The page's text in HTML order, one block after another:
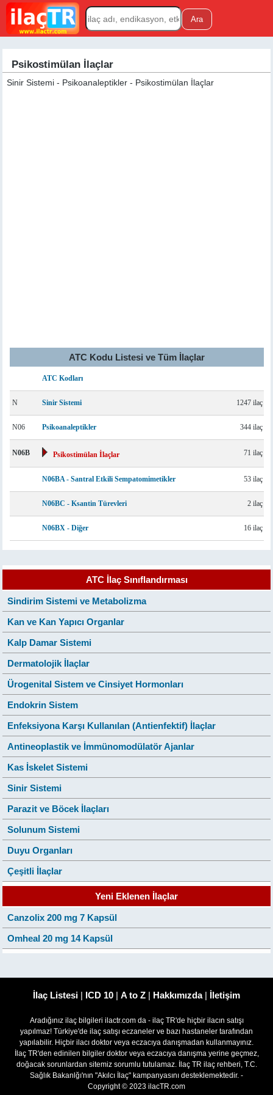
Psikostimülan İlaçlar
Sinir Sistemi - Psikoanaleptikler - Psikostimülan İlaçlar
ATC Kodu Listesi ve Tüm İlaçlar
ATC Kodları
N Sinir Sistemi 1247 ilaç
N06 Psikoanaleptikler 344 ilaç
N06B Psikostimülan İlaçlar 71 ilaç
N06BA - Santral Etkili Sempatomimetikler 53 ilaç
N06BC - Ksantin Türevleri 2 ilaç
N06BX - Diğer 16 ilaç
ATC İlaç Sınıflandırması
Sindirim Sistemi ve Metabolizma
Kan ve Kan Yapıcı Organlar
Kalp Damar Sistemi
Dermatolojik İlaçlar
Ürogenital Sistem ve Cinsiyet Hormonları
Endokrin Sistem
Enfeksiyona Karşı Kullanılan (Antienfektif) İlaçlar
Antineoplastik ve İmmünomodülatör Ajanlar
Kas İskelet Sistemi
Sinir Sistemi
Parazit ve Böcek İlaçları
Solunum Sistemi
Duyu Organları
Çeşitli İlaçlar
Yeni Eklenen İlaçlar
Canzolix 200 mg 7 Kapsül
Omheal 20 mg 14 Kapsül
İlaç Listesi | ICD 10 | A to Z | Hakkımızda| İletişim
Aradığınız ilaç bilgileri ilactr.com da - ilaç TR'de hiçbir ilacın satışı
yapılmaz! Türkiye'de ilaç satışı eczaneler ve bazı hastaneler tarafından
yapılabilir. Hiçbir ilacı doktor veya eczacıya danışmadan kullanmayınız.
İlaç TR'den edinilen bilgiler doktor veya eczacıya danışma yerine geçmez,
doğacak sorunlardan sitemiz sorumlu tutulamaz. İlaç TR ilaç rehberi, T.C.
Sağlık Bakanlğı'nın "Akılcı İlaç" kampanyasını desteklemektedir. -
Copyright © 2023 ilacTR.com